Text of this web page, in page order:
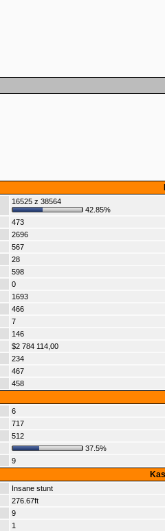
16525 z 38564
42.85%
473
2696
567
28
598
0
1693
466
7
146
$2 784 114,00
234
467
458
6
717
512
37.5%
9
Insane stunt
276.67ft
9
1